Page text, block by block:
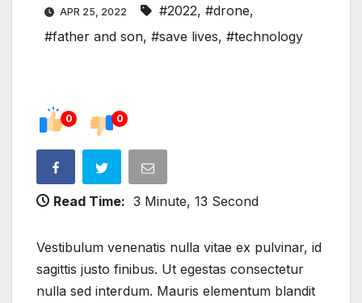
APR 25, 2022 #2022, #drone,
#father and son, #save lives, #technology
0 0
Read Time: 3 Minute, 13 Second
Vestibulum venenatis nulla vitae ex pulvinar, id
sagittis justo finibus. Ut egestas consectetur
nulla sed interdum. Mauris elementum blandit